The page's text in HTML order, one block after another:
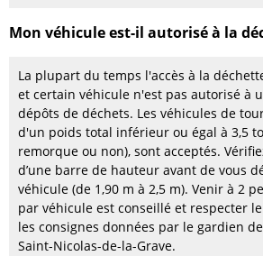
Mon véhicule est-il autorisé à la
La plupart du temps l'accès à la
et certain véhicule n'est pas autorisé à
dépôts de déchets. Les véhicules de
d'un poids total inférieur ou égal à 3,5
remorque ou non), sont acceptés.
d’une barre de hauteur avant de vous
véhicule (de 1,90 m à 2,5 m). Venir à 2
par véhicule est conseillé et respecter
les consignes données par le gardien
Saint-Nicolas-de-la-Grave.